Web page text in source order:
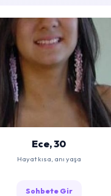
Ece, 30
Hayat kısa, anı yaşa
Sohbete Gir